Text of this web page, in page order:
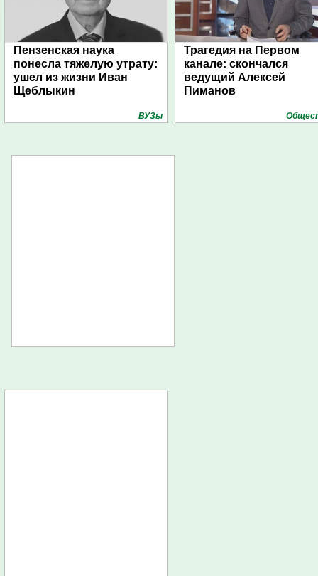
Пензенская наука
понесла тяжелую утрату:
ушел из жизни Иван
Щеблыкин
ВУЗы
Трагедия на Первом
канале: скончался
ведущий Алексей
Пиманов